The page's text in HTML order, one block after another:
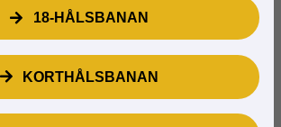
18-HÅLSBANAN
KORTHÅLSBANAN